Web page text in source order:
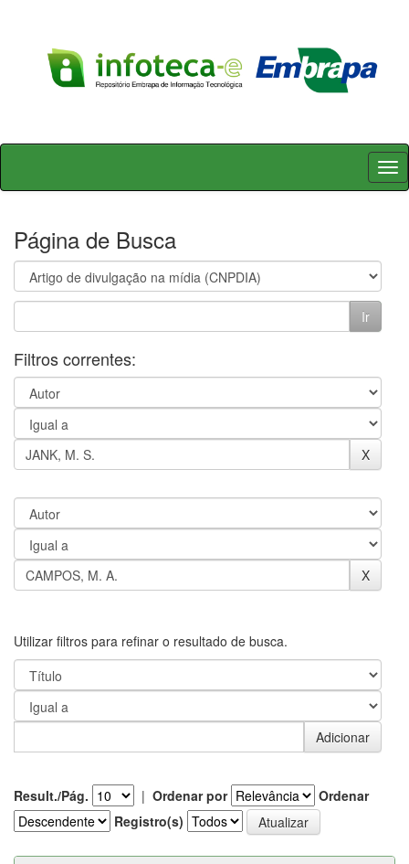
Skip
Página de Busca
Filtros correntes:
Utilizar filtros para refinar o resultado de busca.
Result./Pág. | Ordenar por
Ordenar
Registro(s)